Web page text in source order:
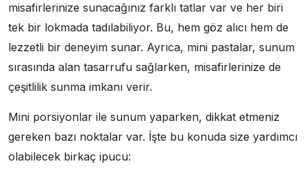
misafirlerinize sunacağınız farklı tatlar var ve her biri
tek bir lokmada tadılabiliyor. Bu, hem göz alıcı hem de
lezzetli bir deneyim sunar. Ayrıca, mini pastalar, sunum
sırasında alan tasarrufu sağlarken, misafirlerinize de
çeşitlilik sunma imkanı verir.
Mini porsiyonlar ile sunum yaparken, dikkat etmeniz
gereken bazı noktalar var. İşte bu konuda size yardımcı
olabilecek birkaç ipucu: